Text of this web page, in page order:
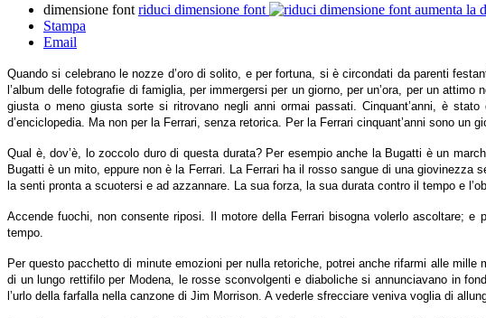
dimensione font riduci dimensione font
aumenta la
Stampa
Email
Quando si celebrano le nozze d’oro di solito, e per fortuna, si è circondati da parenti
l’album delle fotografie di famiglia, per immergersi per un giorno, per un’ora, per un
giusta o meno giusta sorte si ritrovano negli anni ormai passati. Cinquant’anni, è
d’enciclopedia. Ma non per la Ferrari, senza retorica. Per la Ferrari cinquant’anni sono
Qual è, dov’è, lo zoccolo duro di questa durata? Per esempio anche la Bugatti è un
Bugatti è un mito, eppure non è la Ferrari. La Ferrari ha il rosso sangue di una
la senti pronta a scuotersi e ad azzannare. La sua forza, la sua durata contro il tempo e
Accende fuochi, non consente riposi. Il motore della Ferrari bisogna volerlo ascoltare;
tempo.
Per questo pacchetto di minute emozioni per nulla retoriche, potrei anche rifarmi alle
di un lungo rettifilo per Modena, le rosse sconvolgenti e diaboliche si annunciavano in
l’urlo della farfalla nella canzone di Jim Morrison. A vederle sfrecciare veniva voglia di